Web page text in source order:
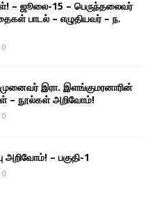
– ஜூலை-15 – பெருந்தலைவர்
பாடல் – எழுதியவர் – ந.
0
இரா. இளங்குமரனாரின்
– நூல்கள் அறிவோம்!
0
அறிவோம்! – பகுதி-1
0